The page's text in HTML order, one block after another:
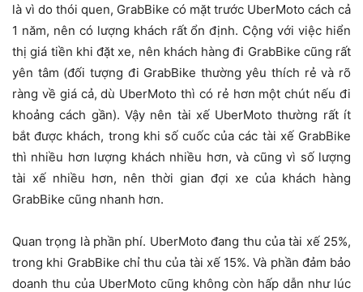
là vì do thói quen, GrabBike có mặt trước UberMoto cách cả
1 năm, nên có lượng khách rất ổn định. Cộng với việc hiển
thị giá tiền khi đặt xe, nên khách hàng đi GrabBike cũng rất
yên tâm (đối tượng đi GrabBike thường yêu thích rẻ và rõ
ràng về giá cả, dù UberMoto thì có rẻ hơn một chút nếu đi
khoảng cách gần). Vậy nên tài xế UberMoto thường rất ít
bắt được khách, trong khi số cuốc của các tài xế GrabBike
thì nhiều hơn lượng khách nhiều hơn, và cũng vì số lượng
tài xế nhiều hơn, nên thời gian đợi xe của khách hàng
GrabBike cũng nhanh hơn.
Quan trọng là phần phí. UberMoto đang thu của tài xế 25%,
trong khi GrabBike chỉ thu của tài xế 15%. Và phần đảm bảo
doanh thu của UberMoto cũng không còn hấp dẫn như lúc